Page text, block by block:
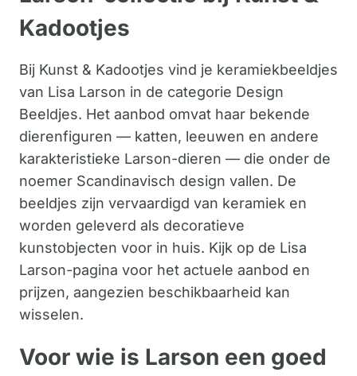
Kadootjes
Bij Kunst & Kadootjes vind je keramiekbeeldjes
van Lisa Larson in de categorie Design
Beeldjes. Het aanbod omvat haar bekende
dierenfiguren — katten, leeuwen en andere
karakteristieke Larson-dieren — die onder de
noemer Scandinavisch design vallen. De
beeldjes zijn vervaardigd van keramiek en
worden geleverd als decoratieve
kunstobjecten voor in huis. Kijk op de Lisa
Larson-pagina voor het actuele aanbod en
prijzen, aangezien beschikbaarheid kan
wisselen.
Voor wie is Larson een goed